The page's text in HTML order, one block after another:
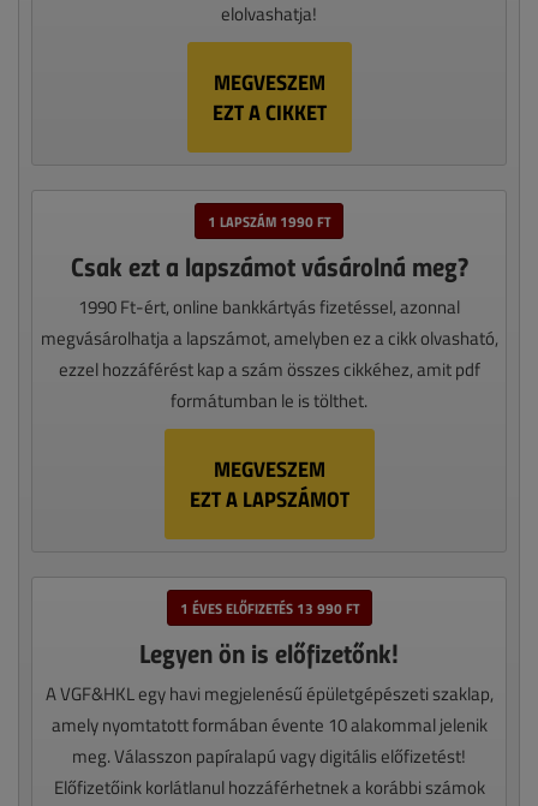
elolvashatja!
MEGVESZEM
EZT A CIKKET
1 LAPSZÁM 1990 FT
Csak ezt a lapszámot vásárolná meg?
1990 Ft-ért, online bankkártyás fizetéssel, azonnal
megvásárolhatja a lapszámot, amelyben ez a cikk olvasható,
ezzel hozzáférést kap a szám összes cikkéhez, amit pdf
formátumban le is tölthet.
MEGVESZEM
EZT A LAPSZÁMOT
1 ÉVES ELŐFIZETÉS 13 990 FT
Legyen ön is előfizetőnk!
A VGF&HKL egy havi megjelenésű épületgépészeti szaklap,
amely nyomtatott formában évente 10 alakommal jelenik
meg. Válasszon papíralapú vagy digitális előfizetést!
Előfizetőink korlátlanul hozzáférhetnek a korábbi számok